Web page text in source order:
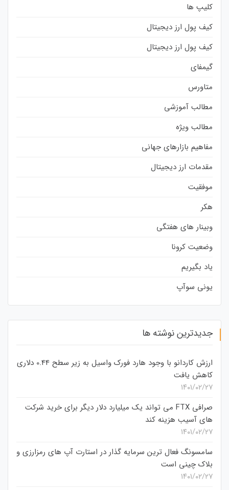
کلیپ ها
کیف پول ارز دیجیتال
کیف پول ارز دیجیتال
گیمفای
متاورس
مطالب آموزشی
مطالب ویژه
مفاهیم بازارهای جهانی
مقدمات ارز دیجیتال
موفقیت
هکر
وبینار های هفتگی
وضعیت کرونا
یاد بگیریم
یونی سوآپ
جدیدترین نوشته ها
ارزش کاردانو با وجود هارد فورک واسیل به زیر سطح 0.44 دلاری
کاهش یافت
۱۴۰۱/۰۲/۲۷
صرافی FTX می تواند یک میلیارد دلار دیگر برای خرید شرکت
های آسیب هزینه کند
۱۴۰۱/۰۲/۲۷
سامسونگ فعال‌ ترین سرمایه‌ گذار در استارت‌ آپ‌ های رمزارزی و
بلاک چینی است
۱۴۰۱/۰۲/۲۷